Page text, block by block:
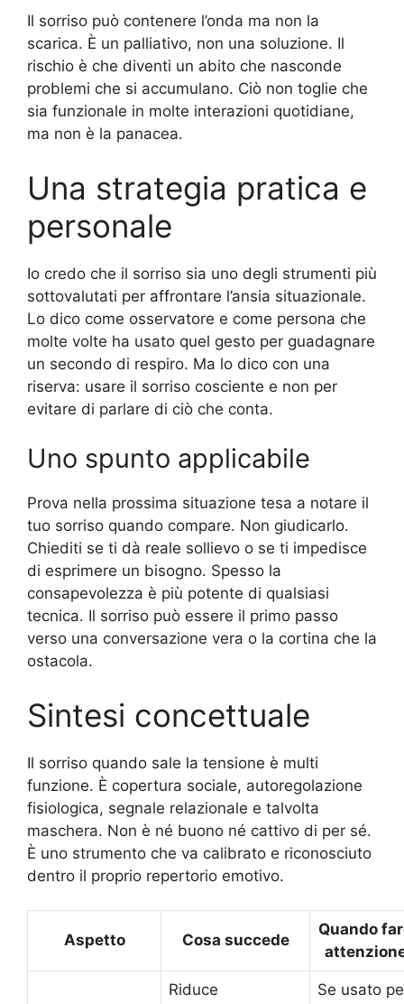
Il sorriso può contenere l’onda ma non la
scarica. È un palliativo, non una soluzione. Il
rischio è che diventi un abito che nasconde
problemi che si accumulano. Ciò non toglie che
sia funzionale in molte interazioni quotidiane,
ma non è la panacea.
Una strategia pratica e
personale
Io credo che il sorriso sia uno degli strumenti più
sottovalutati per affrontare l’ansia situazionale.
Lo dico come osservatore e come persona che
molte volte ha usato quel gesto per guadagnare
un secondo di respiro. Ma lo dico con una
riserva: usare il sorriso cosciente e non per
evitare di parlare di ciò che conta.
Uno spunto applicabile
Prova nella prossima situazione tesa a notare il
tuo sorriso quando compare. Non giudicarlo.
Chiediti se ti dà reale sollievo o se ti impedisce
di esprimere un bisogno. Spesso la
consapevolezza è più potente di qualsiasi
tecnica. Il sorriso può essere il primo passo
verso una conversazione vera o la cortina che la
ostacola.
Sintesi concettuale
Il sorriso quando sale la tensione è multi
funzione. È copertura sociale, autoregolazione
fisiologica, segnale relazionale e talvolta
maschera. Non è né buono né cattivo di per sé.
È uno strumento che va calibrato e riconosciuto
dentro il proprio repertorio emotivo.
Aspetto Cosa succede
Quando
Riduce
Se usato